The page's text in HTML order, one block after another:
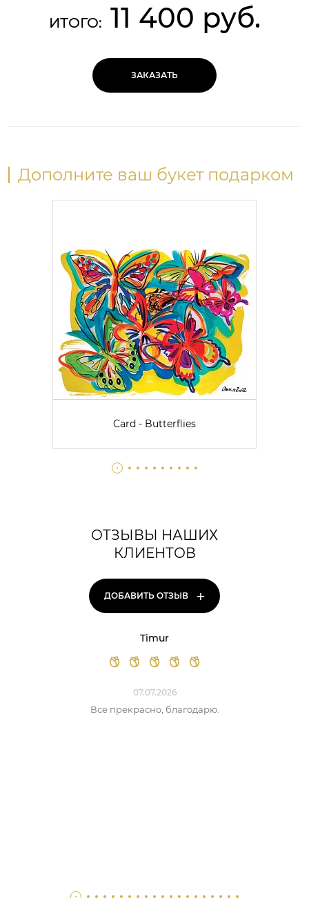
ИТОГО: 11 400 руб.
ЗАКАЗАТЬ
Дополните ваш букет подарком
Card - Butterflies
ОТЗЫВЫ НАШИХ
КЛИЕНТОВ
ДОБАВИТЬ ОТЗЫВ +
Timur
07.07.2026
Все прекрасно, благодарю.